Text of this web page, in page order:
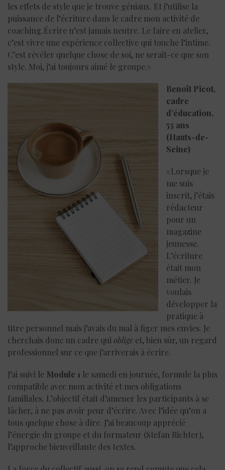
les effets de style que je trouve géniaux. Et j’utilise la
puissance de l’écriture dans le cadre mon activité de
coaching. Écrire n’est jamais neutre. Le faire en atelier,
c’est vivre une expérience collective qui touche l’intime.
C’est révéler quelque chose de soi, ne serait-ce que son
style. Moi, j’ai toujours aimé le groupe.»
Benoît Picot,
cadre
d’éducation,
53 ans
(Hauts-de-
Seine)
« Lorsque je
me suis
inscrit, j’étais
rédacteur
pour un
magazine
jeunesse.
L’écriture
était mon
métier. Je
voulais
développer la
pratique à
titre personnel mais j’avais du mal à figer mes envies. Je
cherchais donc un cadre qui oblige et, bien sûr, un regard
professionnel sur ce que j’arriverais à écrire.
J’ai suivi le Module 1 le samedi en journée, formule la plus
compatible avec mon activité et mes obligations
familiales. L’objectif était d’amener les participants à se
lâcher, à ne pas avoir peur d’écrire. Avec l’idée qu’on a
tous quelque chose à dire. J’ai beaucoup apprécié
l’énergie du groupe et du formateur (Stefan Richter),
l’approche bienveillante des textes.